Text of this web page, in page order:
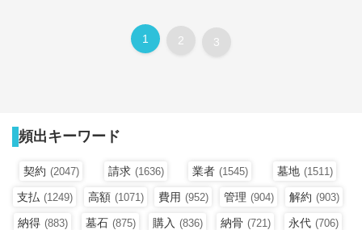
1 2 3
頻出キーワード
契約 (2047) 請求 (1636) 業者 (1545) 墓地 (1511)
支払 (1249) 高額 (1071) 費用 (952) 管理 (904) 解約 (903)
納得 (883) 墓石 (875) 購入 (836) 納骨 (721) 永代 (706)